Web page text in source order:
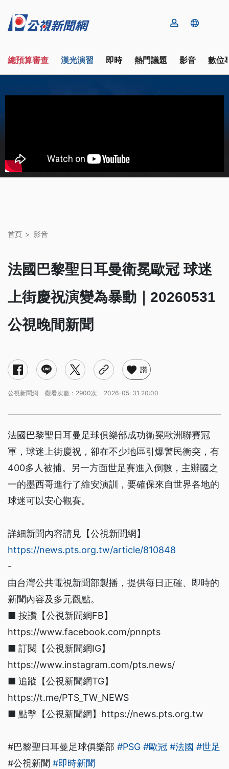
總預算審查 漢光演習 即時 熱門議題 影音 數位
首頁 影音
法國巴黎聖日耳曼衛冕歐冠 球迷
上街慶祝演變為暴動｜20260531
公視晚間新聞
讚
公視新聞網 觀看次數：2900次 2026-05-31 20:00
法國巴黎聖日耳曼足球俱樂部成功衛冕歐洲聯賽冠
軍，球迷上街慶祝，卻在不少地區引爆警民衝突，有
400多人被捕。另一方面世足賽進入倒數，主辦國之
一的墨西哥進行了維安演訓，要確保來自世界各地的
球迷可以安心觀賽。
詳細新聞內容請見【公視新聞網】
https://news.pts.org.tw/article/810848
-
由台灣公共電視新聞部製播，提供每日正確、即時的
新聞內容及多元觀點。
■ 按讚【公視新聞網FB】
https://www.facebook.com/pnnpts
■ 訂閱【公視新聞網IG】
https://www.instagram.com/pts.news/
■ 追蹤【公視新聞網TG】
https://t.me/PTS_TW_NEWS
■ 點擊【公視新聞網】https://news.pts.org.tw
#巴黎聖日耳曼足球俱樂部 #PSG #歐冠 #法國 #世足
#公視新聞 #即時新聞